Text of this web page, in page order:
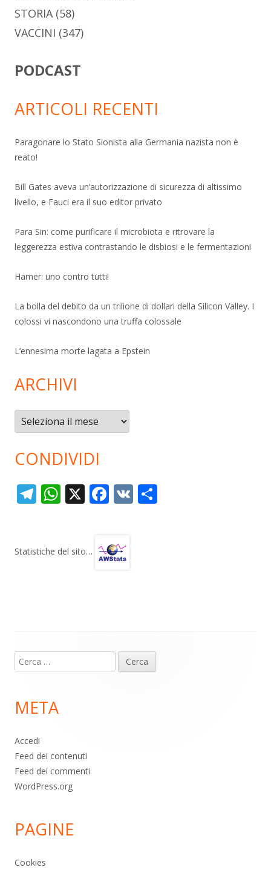
STORIA(58)
VACCINI (347)
PODCAST
ARTICOLI RECENTI
Paragonare lo Stato Sionista alla Germania nazista non è
reato!
Bill Gates aveva un’autorizzazione di sicurezza di altissimo
livello, e Fauci era il suo editor privato
Para Sin: come purificare il microbiota e ritrovare la
leggerezza estiva contrastando le disbiosi e le fermentazioni
Hamer: uno contro tutti!
La bolla del debito da un trilione di dollari della Silicon Valley. I
colossi vi nascondono una truffa colossale
L’ennesima morte lagata a Epstein
ARCHIVI
Archivi
CONDIVIDI
T
gr
W
s
X F
b
V
Statistiche del sito…
piè
pagina
Ricerca
per:
META
Accedi
Feed dei contenuti
Feed dei commenti
WordPress.org
PAGINE
Cookies